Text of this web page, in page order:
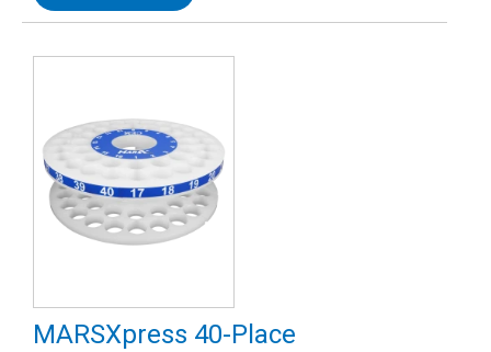
MARSXpress 40-Place